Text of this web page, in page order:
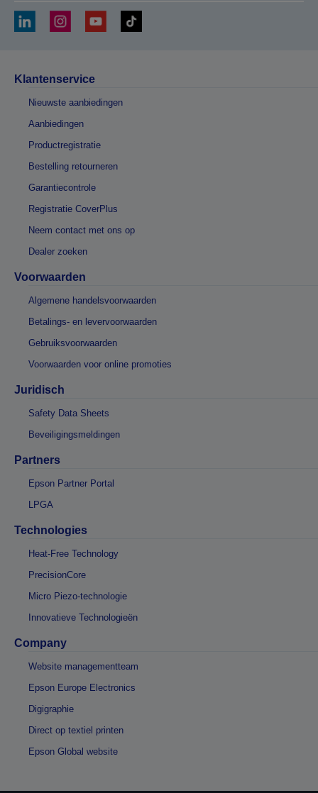
Klantenservice
Nieuwste aanbiedingen
Aanbiedingen
Productregistratie
Bestelling retourneren
Garantiecontrole
Registratie CoverPlus
Neem contact met ons op
Dealer zoeken
Voorwaarden
Algemene handelsvoorwaarden
Betalings- en levervoorwaarden
Gebruiksvoorwaarden
Voorwaarden voor online promoties
Juridisch
Safety Data Sheets
Beveiligingsmeldingen
Partners
Epson Partner Portal
LPGA
Technologies
Heat-Free Technology
PrecisionCore
Micro Piezo-technologie
Innovatieve Technologieën
Company
Website managementteam
Epson Europe Electronics
Digigraphie
Direct op textiel printen
Epson Global website